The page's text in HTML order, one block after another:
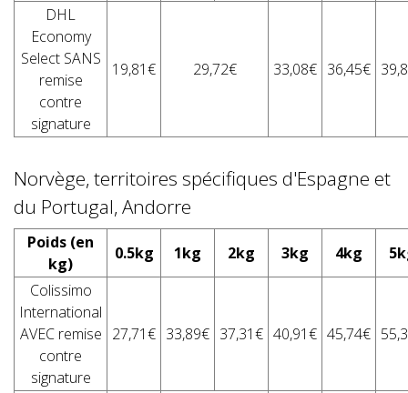
DHL
Economy
Select SANS
remise
contre
signature
19,81€ 29,72€ 33,08€ 36,45€
Norvège, territoires spécifiques d'Espagne et
du Portugal, Andorre
Poids (en
kg)
0.5kg 1kg 2kg 3kg 4kg
Colissimo
International
AVEC remise
contre
signature
27,71€ 33,89€ 37,31€ 40,91€ 45,74€